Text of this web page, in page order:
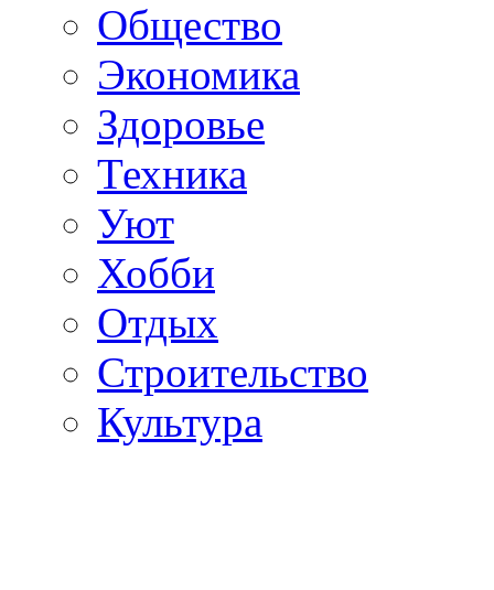
Общество
Экономика
Здоровье
Техника
Уют
Хобби
Отдых
Строительство
Культура